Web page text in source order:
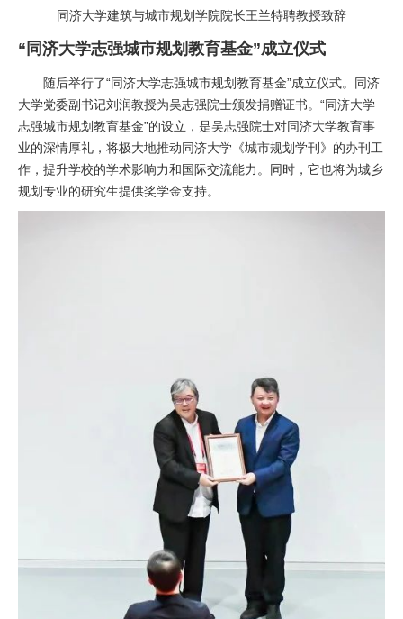
同济大学建筑与城市规划学院院长王兰特聘教授致辞
“同济大学志强城市规划教育基金”成立仪式
随后举行了“同济大学志强城市规划教育基金”成立仪式。同济
大学党委副书记刘润教授为吴志强院士颁发捐赠证书。“同济大学
志强城市规划教育基金”的设立，是吴志强院士对同济大学教育事
业的深情厚礼，将极大地推动同济大学《城市规划学刊》的办刊工
作，提升学校的学术影响力和国际交流能力。同时，它也将为城乡
规划专业的研究生提供奖学金支持。